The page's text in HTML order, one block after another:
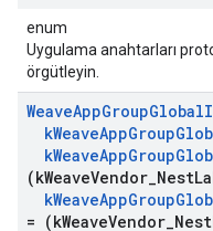
enum
Uygulama anahtarları
örgütleyin.
WeaveAppGroupGlobal
kWeaveAppGroup
kWeaveAppGroup
(kWeaveVendor Nest
kWeaveAppGroup
= (kWeaveVendor Nest